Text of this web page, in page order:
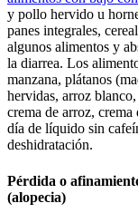
y pollo hervido u
panes integrales,
algunos alimentos y
la diarrea. Los
manzana, plátanos
hervidas, arroz
crema de arroz,
día de líquido sin
deshidratación.
Pérdida o
(alopecia)